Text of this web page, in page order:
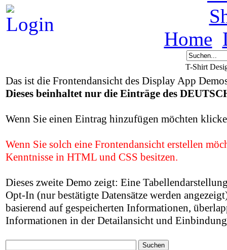
Home
T-Shirt
Das ist die Frontendansicht des Display App
Dieses beinhaltet nur die Einträge des
Wenn Sie einen Eintrag hinzufügen möchten
Wenn Sie solch eine Frontendansicht erstellen
Kenntnisse in HTML und CSS besitzen.
Dieses zweite Demo zeigt: Eine
Opt-In (nur bestätigte Datensätze werden
basierend auf gespeicherten Informationen,
Informationen in der Detailansicht und
Suchen